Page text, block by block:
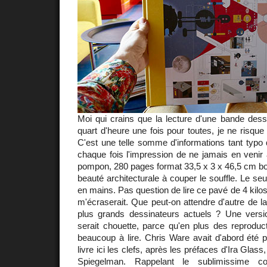
Moi qui crains que la lecture d'une bande
quart d'heure une fois pour toutes, je ne
C'est une telle somme d'informations tant typo
chaque fois l'impression de ne jamais en
pompon, 280 pages format 33,5 x 3 x 46,5 cm
beauté architecturale à couper le souffle. Le
en mains. Pas question de lire ce pavé de 4
m'écraserait. Que peut-on attendre d'autre de
plus grands dessinateurs actuels ? Une
serait chouette, parce qu'en plus des
beaucoup à lire. Chris Ware avait d'abord été
livre ici les clefs, après les préfaces d'Ira
Spiegelman. Rappelant le sublimissime